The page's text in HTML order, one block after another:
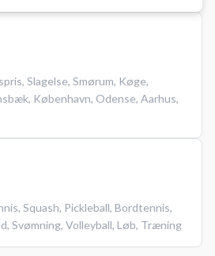
uanset
, Slagelse, Smørum, Køge,
, København, Odense, Aarhus,
, Squash, Pickleball, Bordtennis,
, Svømning, Volleyball, Løb, Træning